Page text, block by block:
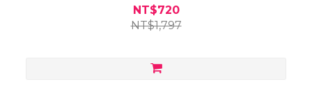
NT$720
NT$1,797